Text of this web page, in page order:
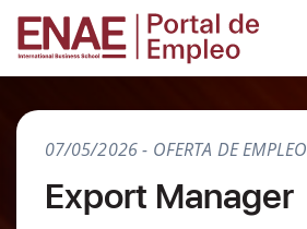
07/05/2026 - OFERTA DE EMPLEO
Export Manager